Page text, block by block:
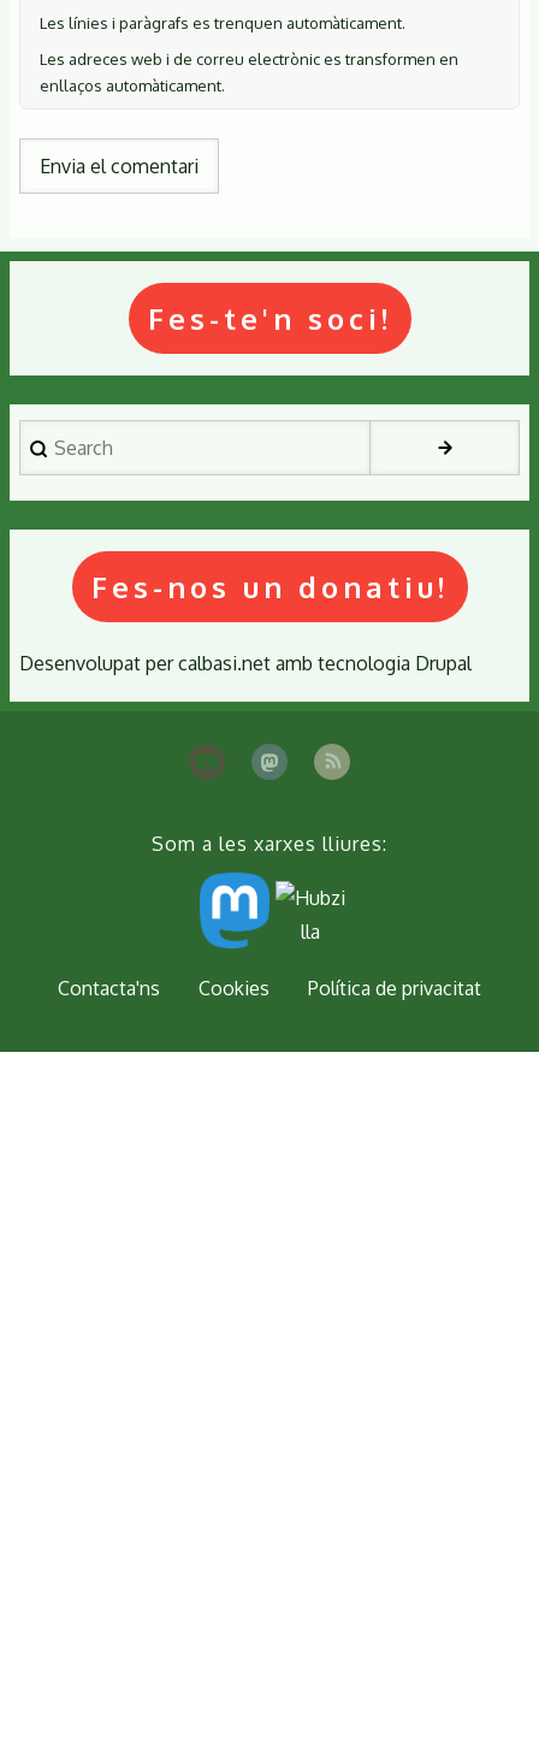
Les línies i paràgrafs es trenquen automàticament.
Les adreces web i de correu electrònic es transformen en
enllaços automàticament.
Fes-te'n soci!
Search
Fes-nos un donatiu!
Desenvolupat percalbasi.net amb tecnologia Drupal
Som a les xarxes lliures:
Contacta'ns Cookies Política de privacitat